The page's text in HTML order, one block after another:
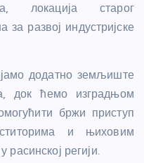
локација старог
развој индустријске
додатно земљиште
док ћемо изградњом
бржи приступ
и њиховим
расинској регији.